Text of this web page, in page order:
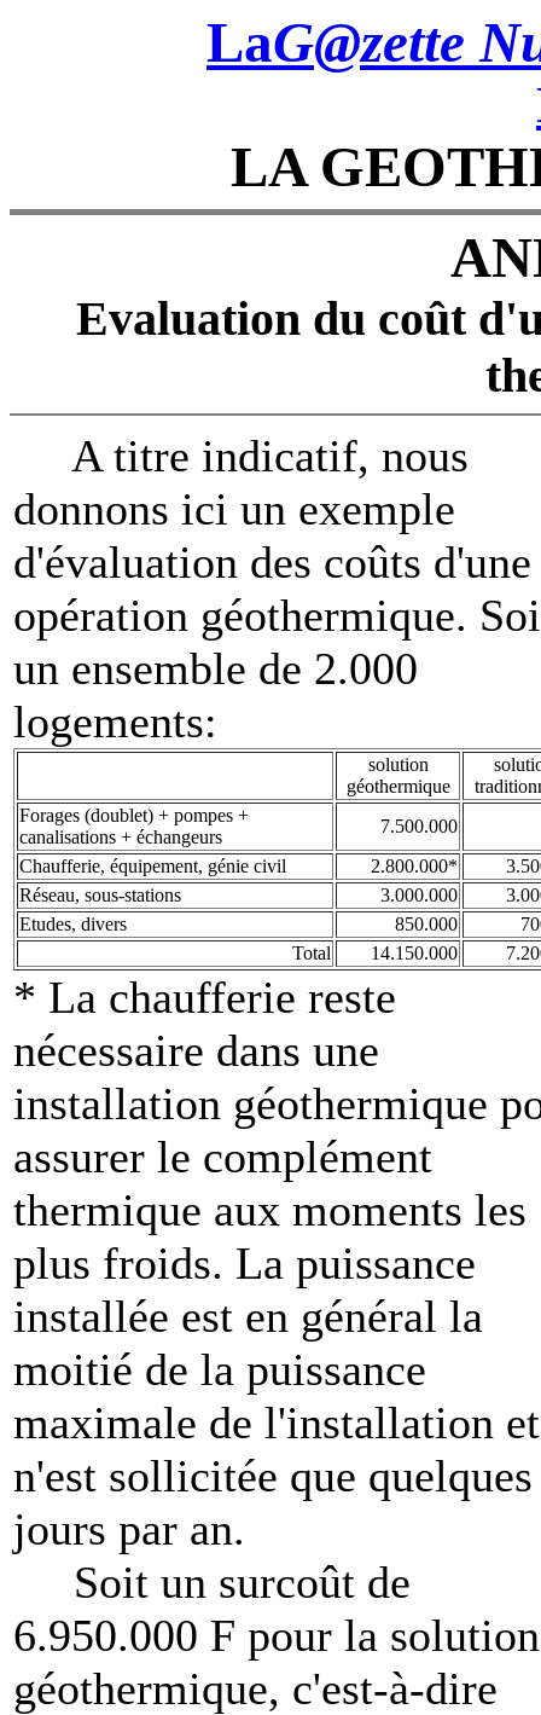
LaG@zette
LA
Evaluation du coût
A titre indicatif, nous
donnons ici un exemple
d'évaluation des coûts d'une
opération géothermique.
un ensemble de 2.000
logements:
solution
géothermique
Forages (doublet) + pompes +
canalisations + échangeurs
7.500.000
Chaufferie, équipement, génie civil
2.800.000*
Réseau, sous-stations
3.000.000
Etudes, divers
850.000
Total
14.150.000
* La chaufferie reste
nécessaire dans une
installation géothermique
assurer le complément
thermique aux moments les
plus froids. La puissance
installée est en général la
moitié de la puissance
maximale de l'installation et
n'est sollicitée que quelques
jours par an.
Soit un surcoût de
6.950.000 F pour la solution
géothermique, c'est-à-dire